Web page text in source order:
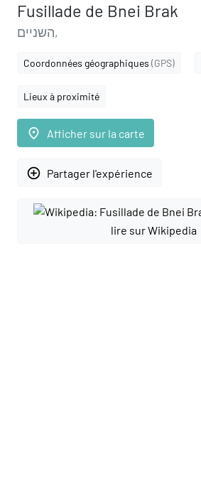
Fusillade de Bnei Brak
השניים,
Coordonnées géographiques (GPS)
Lieux à proximité
place Afficher sur la carte
add_circle_outline Partager l'expérience
lire sur Wikipedia